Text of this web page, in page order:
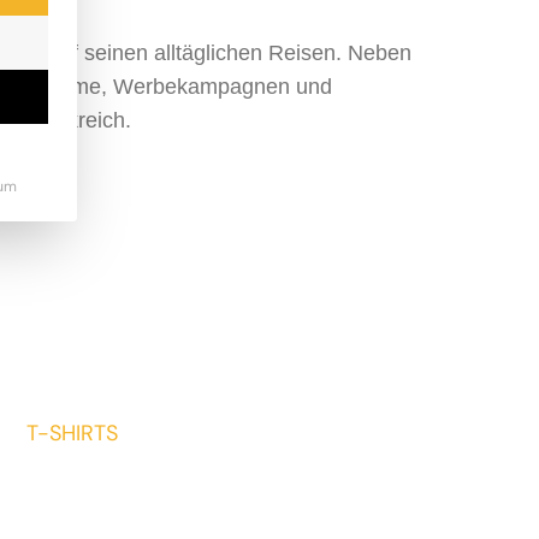
auf seinen alltäglichen Reisen. Neben
Werbekampagnen und
Frankreich.
T-SHIRTS